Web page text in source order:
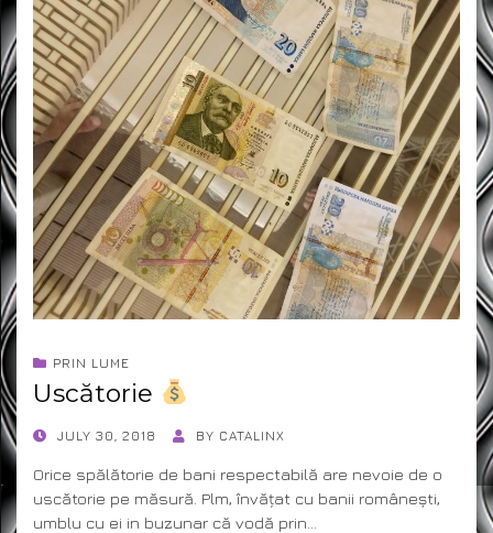
PRIN LUME
Uscătorie
POSTED
JULY 30, 2018 BY CATALINX
Orice spălătorie de bani respectabilă are nevoie de o
uscătorie pe măsură. Plm, învățat cu banii românești,
umblu cu ei in buzunar că vodă prin…